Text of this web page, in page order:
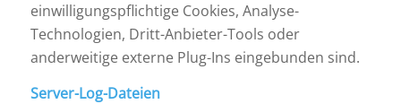
einwilligungspflichtige Cookies, Analyse-
Technologien, Dritt-Anbieter-Tools oder
anderweitige externe Plug-Ins eingebunden sind.
Server-Log-Dateien